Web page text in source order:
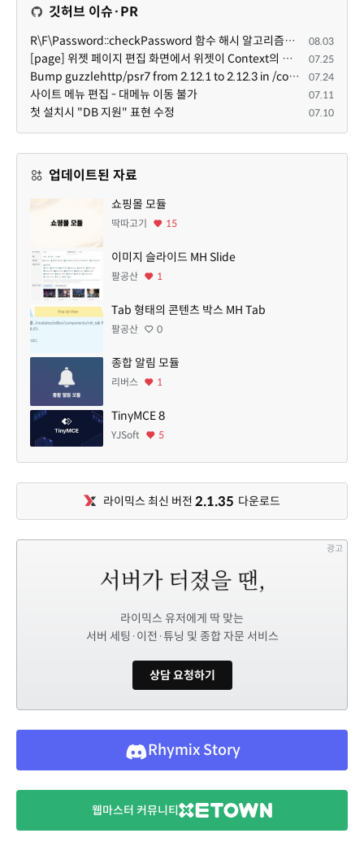
깃허브 이슈·PR
R\F\Password::checkPassword 함수 해시 알고리즘을 암시적으로 호출하는 경우 Argon2id 해시 비교 실패 08.03
[page] 위젯 페이지 편집 화면에서 위젯이 Context의 module_info를 덮어쓰면 저장이 ERR_ACT_IS_NOT_STANDALONE으로 실패 07.25
Bump guzzlehttp/psr7 from 2.12.1 to 2.12.3 in /common 07.24
사이트 메뉴 편집 - 대메뉴 이동 불가 07.11
첫 설치시 "DB 지원" 표현 수정 07.10
업데이트된 자료
쇼핑몰 모듈
딱따고기 15
이미지 슬라이드 MH Slide
팔공산 1
Tab 형태의 콘텐츠 박스 MH Tab
팔공산 0
종합 알림 모듈
리버스 1
TinyMCE 8
YJSoft 5
라이믹스 최신 버전 2.1.35 다운로드
광고
라이믹스 유저에게 딱 맞는
서버 세팅·이전·튜닝 및 종합 자문 서비스
상담 요청하기
Rhymix Story
웹마스터 커뮤니티